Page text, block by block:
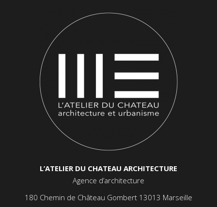
L’ATELIER DU CHATEAU ARCHITECTURE
Agence d’architecture
180 Chemin de Château Gombert 13013 Marseille